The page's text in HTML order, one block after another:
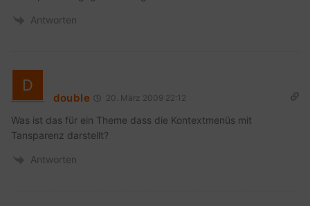
Antworten
double 20. März 2009 22:12
Was ist das für ein Theme dass die Kontextmenüs mit
Tansparenz darstellt?
Antworten